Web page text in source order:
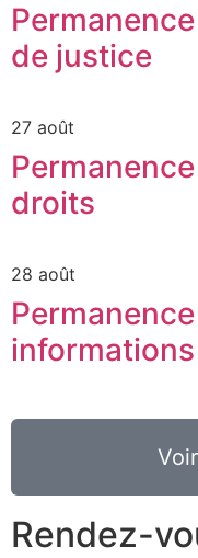
de justice
27 août
droits
28 août
Rendez-